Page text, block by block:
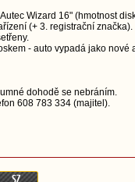
Wizard 16" (hmotnost
(+ 3. registrační značka).
- auto vypadá jako nové
dohodě se nebráním.
608 783 334 (majitel).